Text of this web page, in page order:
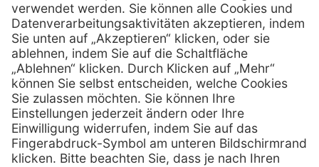
E-Mail: info @ mediquick.de
Services
Serviceversprechen
Sprechstundenbedarf
Retoure anmelden
Hilfe
FAQs
Kontakt
Lob & Kritik
Zertifikat Rechtliches